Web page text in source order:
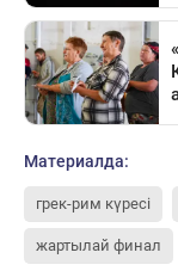
Материалда:
грек-рим күресі
жартылай финал